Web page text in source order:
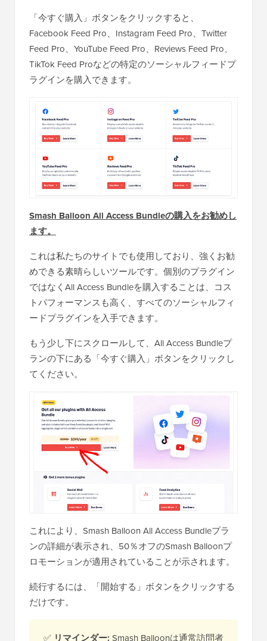
「今すぐ購入」ボタンをクリックすると、
Facebook Feed Pro、Instagram Feed Pro、Twitter
Feed Pro、YouTube Feed Pro、Reviews Feed Pro、
TikTok Feed Proなどの特定のソーシャルフィードプ
ラグインを購入できます。
Smash Balloon All Access Bundleの購入をお勧めし
ます。
これは私たちのサイトでも使用しており、強くお勧
めできる素晴らしいツールです。個別のプラグイン
ではなくAll Access Bundleを購入することは、コス
トパフォーマンスも高く、すべてのソーシャルフィ
ードプラグインを入手できます。
もう少し下にスクロールして、All Access Bundleプ
ランの下にある「今すぐ購入」ボタンをクリックし
てください。
これにより、Smash Balloon All Access Bundleプラ
ンの詳細が表示され、50％オフのSmash Balloonプ
ロモーションが適用されていることが示されます。
続行するには、「開始する」ボタンをクリックする
だけです。
✅ リマインダー: Smash Balloonは通常訪問者